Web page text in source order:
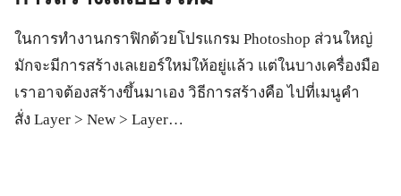
ในการทำงานกราฟิกด้วยโปรแกรม Photoshop ส่วนใหญ่
มักจะมีการสร้างเลเยอร์ใหม่ให้อยู่แล้ว แต่ในบางเครื่องมือ
เราอาจต้องสร้างขึ้นมาเอง วิธีการสร้างคือ ไปที่เมนูคำ
สั่ง Layer > New > Layer…